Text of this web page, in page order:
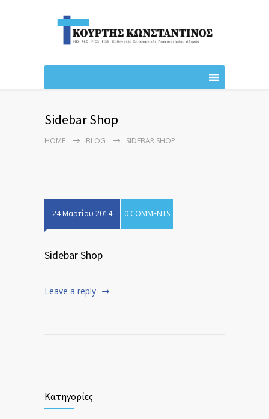
Sidebar Shop
HOME BLOG SIDEBAR SHOP
24 Μαρτίου 2014 0 COMMENTS
Sidebar Shop
Leave a reply
Κατηγορίες